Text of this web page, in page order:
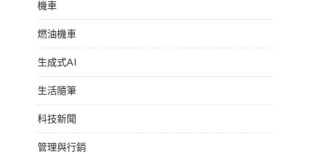
機車
燃油機車
生成式AI
生活隨筆
科技新聞
管理與行銷